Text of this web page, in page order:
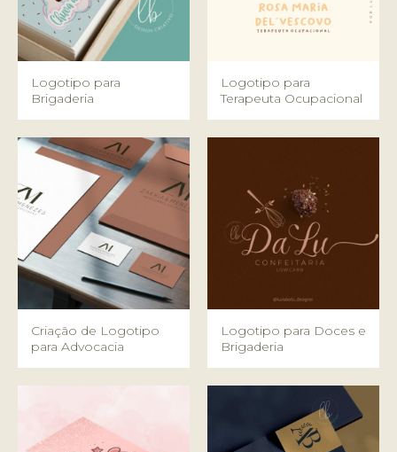
Logotipo para
Brigaderia
Logotipo para
Terapeuta Ocupacional
Criação de Logotipo
para Advocacia
Logotipo para Doces e
Brigaderia